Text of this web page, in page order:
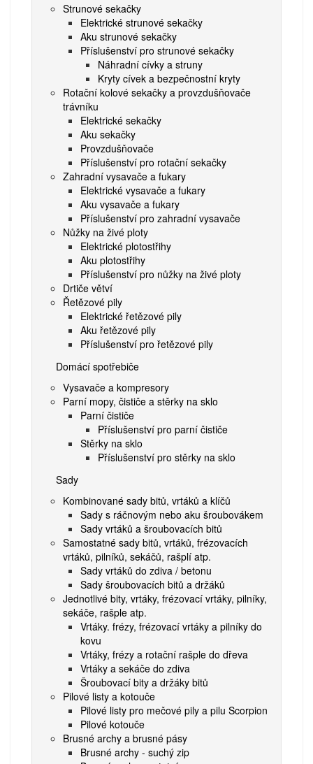
Strunové sekačky
Elektrické strunové sekačky
Aku strunové sekačky
Příslušenství pro strunové sekačky
Náhradní cívky a struny
Kryty cívek a bezpečnostní kryty
Rotační kolové sekačky a provzdušňovače
trávníku
Elektrické sekačky
Aku sekačky
Provzdušňovače
Příslušenství pro rotační sekačky
Zahradní vysavače a fukary
Elektrické vysavače a fukary
Aku vysavače a fukary
Příslušenství pro zahradní vysavače
Nůžky na živé ploty
Elektrické plotostřihy
Aku plotostřihy
Příslušenství pro nůžky na živé ploty
Drtiče větví
Řetězové pily
Elektrické řetězové pily
Aku řetězové pily
Příslušenství pro řetězové pily
Domácí spotřebiče
Vysavače a kompresory
Parní mopy, čističe a stěrky na sklo
Parní čističe
Příslušenství pro parní čističe
Stěrky na sklo
Příslušenství pro stěrky na sklo
Sady
Kombinované sady bitů, vrtáků a klíčů
Sady s ráčnovým nebo aku šroubovákem
Sady vrtáků a šroubovacích bitů
Samostatné sady bitů, vrtáků, frézovacích
vrtáků, pilníků, sekáčů, rašplí atp.
Sady vrtáků do zdiva / betonu
Sady šroubovacích bitů a držáků
Jednotlivé bity, vrtáky, frézovací vrtáky, pilníky,
sekáče, rašple atp.
Vrtáky. frézy, frézovací vrtáky a pilníky do
kovu
Vrtáky, frézy a rotační rašple do dřeva
Vrtáky a sekáče do zdiva
Šroubovací bity a držáky bitů
Pilové listy a kotouče
Pilové listy pro mečové pily a pilu Scorpion
Pilové kotouče
Brusné archy a brusné pásy
Brusné archy - suchý zip